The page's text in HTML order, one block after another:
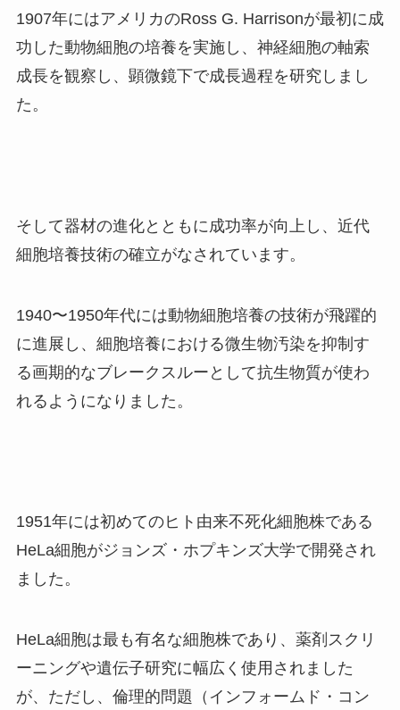
1907年にはアメリカのRoss G. Harrisonが最初に成
功した動物細胞の培養を実施し、神経細胞の軸索
成長を観察し、顕微鏡下で成長過程を研究しまし
た。
そして器材の進化とともに成功率が向上し、近代
細胞培養技術の確立がなされています。
1940〜1950年代には動物細胞培養の技術が飛躍的
に進展し、細胞培養における微生物汚染を抑制す
る画期的なブレークスルーとして抗生物質が使わ
れるようになりました。
1951年には初めてのヒト由来不死化細胞株である
HeLa細胞がジョンズ・ホプキンズ大学で開発され
ました。
HeLa細胞は最も有名な細胞株であり、薬剤スクリ
ーニングや遺伝子研究に幅広く使用されました
が、ただし、倫理的問題（インフォームド・コン